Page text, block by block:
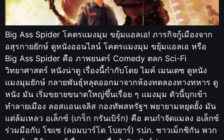
Big Ass Spider โคตรแมงมุม ขยุ้มแอลเอ! ภารกิจกู้เมืองจาก
อสุรกายยักษ์ ดูหนังออนไลน์ โคตรแมงมุม ขยุ้มแอลเอ หรือ
Big Ass Spider คือ ภาพยนตร์ Comedy ตลก Sci-Fi
วิทยาศาสตร์ หนังน่าดู เรื่องนี้กำกับโดย ไมค์ เมนเดซ ดูหนัง
แมงมุมยักษ์ กลายพันธุ์หลุดออกมาจากห้องทดลองทางทหาร ดู
หนัง มัน เริ่มขยายขนาดใหญ่ขึ้นเรื่อย ๆ แมงมุม ตัวนี้บุกเข้า
ทำลายเมือง ลอสแอนเจลิส กองทัพสหรัฐฯ พยายามหยุดยั้ง มัน
แต่ล้มเหลว อเล็กซ์ (เกร็ก กรันเบิร์ก) คือ คนกำจัดแมลง อเล็กซ์
ร่วมมือกับ โฆเซ (ลอมบาร์โด โบยาร์) รปภ. ชาวเม็กซิกัน พวก